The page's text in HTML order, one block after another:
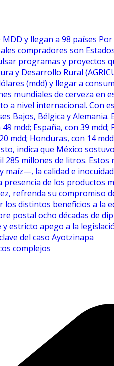
y llegan a 98 países
compradores son
programas y
y Desarrollo Rural
(mdd) y llegar a
mundiales de cerveza en
a nivel internacional.
Bajos, Bélgica y
mdd; España, con 39
mdd; Honduras, con 14
indica que México
285 millones de litros.
maíz—, la calidad e
de los productos
refrenda su
distintos beneficios a la
postal ocho décadas de
estricto apego a la
del caso Ayotzinapa
complejos